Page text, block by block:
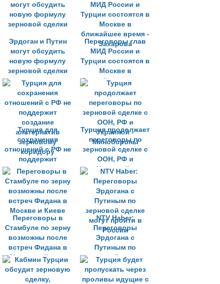
Эрдогана
Эрдоган и Путин
могут обсудить
новую формулу
зерновой сделки
Переговоры глав
МИД России и
Турции состоятся в
Москве в
ближайшее время -
Захарова
Турция для
сохранения
отношений с РФ не
поддержит
создание
альтернатив
зерновому
коридору
Турция продолжает
переговоры по
зерновой сделке с
ООН, РФ и
Украиной -
Минобороны
Переговоры в
Стамбуле по зерну
возможны после
встреч Фидана в
Москве и Киеве
NTV Haber:
Переговоры
Эрдогана с
Путиным по
зерновой сделке
могут пройти в
России